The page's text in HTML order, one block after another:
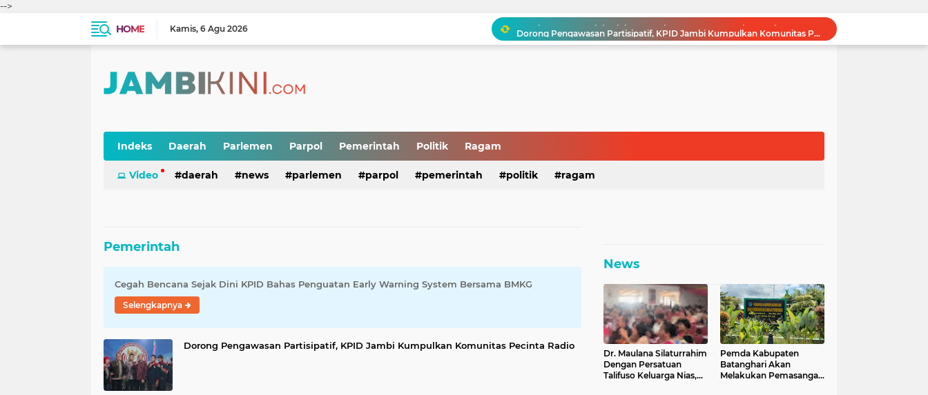
-->
HOME
Kamis 6 Agu 2026
KPID Jambi Perkuat Literasi Media Penyiaran Lewat Silaturahmi dan Buka Bersama Purna Komisioner
KPID Sampaikan Laporan Kepada Komisi I DPRD Provinsi Jambi
Indeks Daerah Parlemen Parpol Pemerintah Politik Ragam
Video daerah news parlemen parpol pemerintah politik ragam
Pemerintah
Cegah Bencana Sejak Dini KPID Bahas Penguatan Early Warning System Bersama BMKG
Selengkapnya
Dorong Pengawasan Partisipatif, KPID Jambi Kumpulkan Komunitas Pecinta Radio
News
Dr. Maulana Silaturrahim
Dengan Persatuan
Talifuso Keluarga Nias,
Pemda Kabupaten
Batanghari Akan
Melakukan Pemasangan